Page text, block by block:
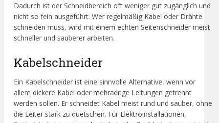
Dadurch ist der Schneidbereich oft weniger gut zugänglich und
nicht so fein ausgeführt. Wer regelmäßig Kabel oder Drähte
schneiden muss, wird mit einem echten Seitenschneider meist
schneller und sauberer arbeiten.
Kabelschneider
Ein Kabelschneider ist eine sinnvolle Alternative, wenn vor
allem dickere Kabel oder mehradrige Leitungen getrennt
werden sollen. Er schneidet Kabel meist rund und sauber, ohne
die Leiter stark zu quetschen. Für Elektroinstallationen,